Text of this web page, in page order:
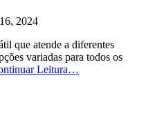
2024
que atende a diferentes
variadas para todos os
Leitura…